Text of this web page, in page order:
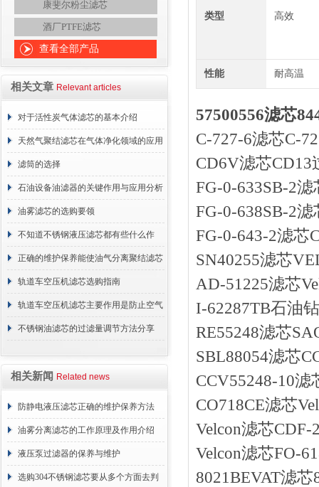
康斐尔粉尘滤芯
酒厂PTFE滤芯
查看全部产品
相关文章 Relevant articles
对于活性炭气体滤芯的基本介绍
天然气聚结滤芯在气体净化领域的应用
与重要性
滤筒的选择
石油设备油滤器的关键作用与应用分析
油雾滤芯的选购要领
不知道不锈钢液压滤芯都有些什么作
用？进来看
正确的维护保养能使油气分离聚结滤芯
长期稳定运行
轨道车空压机滤芯选购指南
轨道车空压机滤芯主要作用是防止空气
中的杂质和油脂浓度升高
不锈钢油滤芯的过滤量调节方法分享
相关新闻 Related news
防静电液压滤芯正确的维护保养方法
油雾分离滤芯的工作原理及作用介绍
液压泵过滤器的保养与维护
选购304不锈钢滤芯要从多个方面去判
类型 高效
性能 耐高温
57500556滤芯
C-727-6滤芯C-
CD6V滤芯CD13
FG-0-633SB-2
FG-0-638SB-2
FG-0-643-2滤芯
SN40255滤芯
AD-51225滤芯
I-62287TB石油
RE55248滤芯
SBL88054滤芯
CCV55248-10
CO718CE滤芯
Velcon滤芯CDF-
Velcon滤芯FO-
8021BEVAT滤